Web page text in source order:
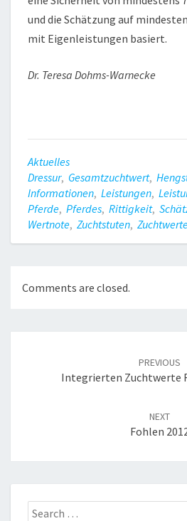
und die Schätzung auf
mit Eigenleistungen basiert.
Dr. Teresa Dohms-Warnecke
Aktuelles
Dressur, Gesamtzuchtwert,
Informationen, Leistungen,
Pferde, Pferdes, Rittigkeit,
Wertnote, Zuchtstuten,
Comments are closed.
PREVIOUS
Integrierten Zuchtwerte
NEXT
Fohlen
Search